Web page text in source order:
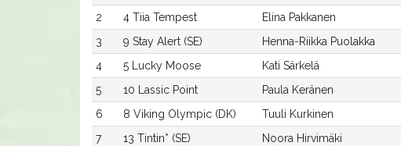
2
4 Tiia Tempest Elina Pakkanen
3
9 Stay Alert (SE) Henna-Riikka Puolakka
4
5 Lucky Moose Kati Särkelä
5
10 Lassic Point Paula Keränen
6
8 Viking Olympic (DK) Tuuli Kurkinen
7
13 Tintin* (SE) Noora Hirvimäki